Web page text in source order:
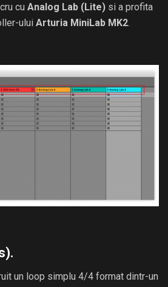
cu Analog Lab (Lite) si a profita
ului Arturia MiniLab MK2.
un loop simplu 4/4 format dintr-un